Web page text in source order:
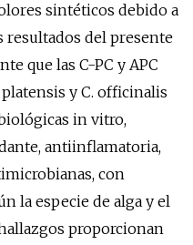
sintéticos debido a
resultados del presente
que las C-PC y APC
y C. officinalis
in vitro,
antiinflamatoria,
con
la especie de alga y el
proporcionan